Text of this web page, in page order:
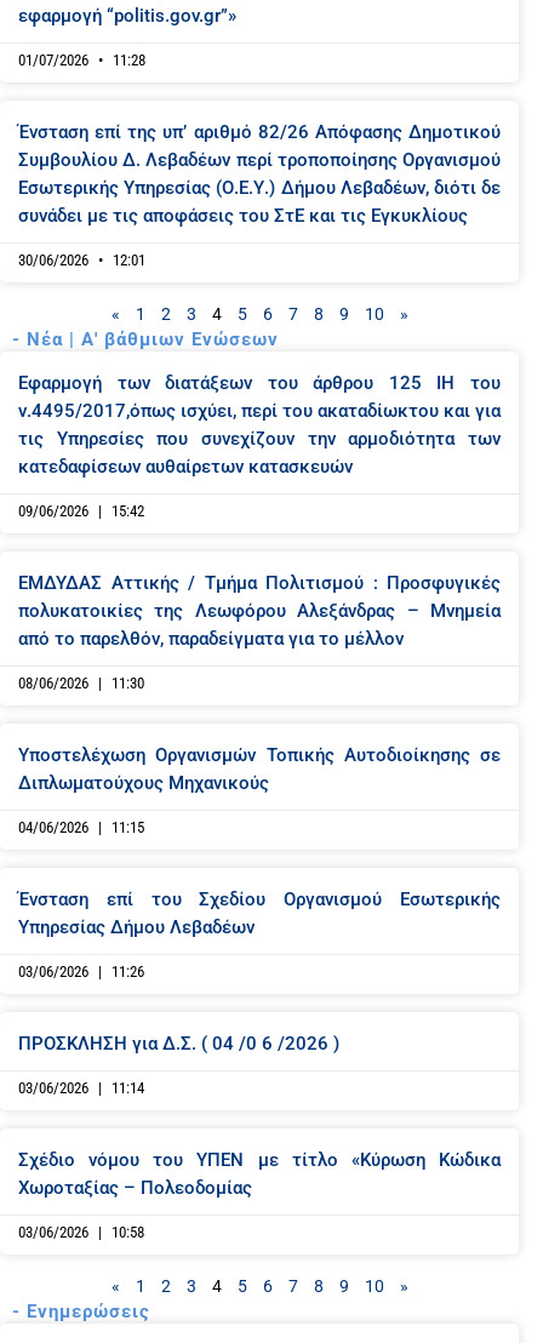
εφαρμογή “politis.gov.gr”»
01/07/2026 11:28
Ένσταση επί της υπ’ αριθμό 82/26 Απόφασης Δημοτικού
Συμβουλίου Δ. Λεβαδέων περί τροποποίησης Οργανισμού
Εσωτερικής Υπηρεσίας (Ο.Ε.Υ.) Δήμου Λεβαδέων, διότι δε
συνάδει με τις αποφάσεις του ΣτΕ και τις Εγκυκλίους
30/06/2026 12:01
« 1 2 3 4 5 6 7 8 9 10 »
- Νέα | Α' βάθμιων Ενώσεων
Εφαρμογή των διατάξεων του άρθρου 125 ΙΗ του
ν.4495/2017,όπως ισχύει, περί του ακαταδίωκτου και για
τις Υπηρεσίες που συνεχίζουν την αρμοδιότητα των
κατεδαφίσεων αυθαίρετων κατασκευών
09/06/2026 15:42
ΕΜΔΥΔΑΣ Αττικής / Τμήμα Πολιτισμού : Προσφυγικές
πολυκατοικίες της Λεωφόρου Αλεξάνδρας – Μνημεία
από το παρελθόν, παραδείγματα για το μέλλον
08/06/2026 11:30
Υποστελέχωση Οργανισμών Τοπικής Αυτοδιοίκησης σε
Διπλωματούχους Μηχανικούς
04/06/2026 11:15
Ένσταση επί του Σχεδίου Οργανισμού Εσωτερικής
Υπηρεσίας Δήμου Λεβαδέων
03/06/2026 11:26
ΠΡΟΣΚΛΗΣΗ για Δ.Σ. ( 04 /0 6 /2026 )
03/06/2026 11:14
Σχέδιο νόμου του ΥΠΕΝ με τίτλο «Κύρωση Κώδικα
Χωροταξίας – Πολεοδομίας
03/06/2026 10:58
«
a
g
e
1
a
g
e
2
a
g
e
3
a
g
e
4
a
g
e
5
g
e
6
a
g
e
7
a
g
e
8
a
g
9
a
g
e
10 »
- Ενημερώσεις